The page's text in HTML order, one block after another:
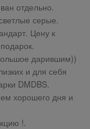
отдельно.
серые.
Цену к
дарившим))
и для себя
DMDBS.
хорошего дня и
!.